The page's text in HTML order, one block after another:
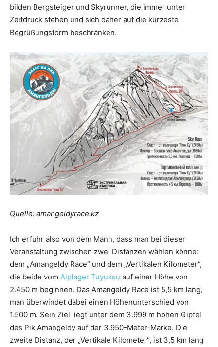
bilden Bergsteiger und Skyrunner, die immer unter
Zeitdruck stehen und sich daher auf die kürzeste
Begrüßungsform beschränken.
Quelle: amangeldyrace.kz
Ich erfuhr also von dem Mann, dass man bei dieser
Veranstaltung zwischen zwei Distanzen wählen könne:
dem „Amangeldy Race“ und dem „Vertikalen Kilometer“,
die beide vom Alplager Tuyuksu auf einer Höhe von
2.450 m beginnen. Das Amangeldy Race ist 5,5 km lang,
man überwindet dabei einen Höhenunterschied von
1.500 m. Sein Ziel liegt unter dem 3.999 m hohen Gipfel
des Pik Amangeldy auf der 3.950-Meter-Marke. Die
zweite Distanz, der „Vertikale Kilometer“, ist 3,5 km lang